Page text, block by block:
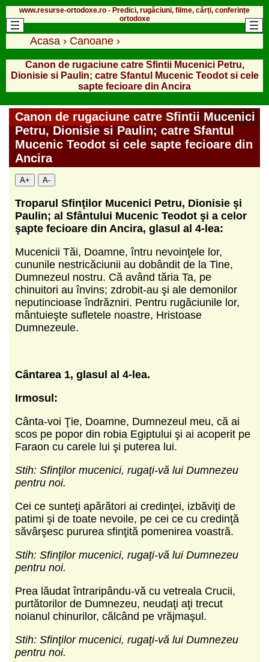
www.resurse-ortodoxe.ro - Predici, rugăciuni, filme, cărți, conferințe
ortodoxe
Acasa › Canoane ›
Canon de rugaciune catre Sfintii Mucenici Petru,
Dionisie si Paulin; catre Sfantul Mucenic Teodot si cele
sapte fecioare din Ancira
Canon de rugaciune catre Sfintii Mucenici
Petru, Dionisie si Paulin; catre Sfantul
Mucenic Teodot si cele sapte fecioare din
Ancira
A+ A-
Troparul Sfinţilor Mucenici Petru, Dionisie şi
Paulin; al Sfântului Mucenic Teodot şi a celor
şapte fecioare din Ancira, glasul al 4-lea:
Mucenicii Tăi, Doamne, întru nevoinţele lor,
cununile nestricăciunii au dobândit de la Tine,
Dumnezeul nostru. Că având tăria Ta, pe
chinuitori au învins; zdrobit-au şi ale demonilor
neputincioase îndrăzniri. Pentru rugăciunile lor,
mântuieşte sufletele noastre, Hristoase
Dumnezeule.
Cântarea 1, glasul al 4-lea.
Irmosul:
Cânta-voi Ţie, Doamne, Dumnezeul meu, că ai
scos pe popor din robia Egiptului şi ai acoperit pe
Faraon cu carele lui şi puterea lui.
Stih: Sfinţilor mucenici, rugaţi-vă lui Dumnezeu
pentru noi.
Cei ce sunteţi apărători ai credinţei, izbăviţi de
patimi şi de toate nevoile, pe cei ce cu credinţă
săvârşesc pururea sfinţită pomenirea voastră.
Stih: Sfinţilor mucenici, rugaţi-vă lui Dumnezeu
pentru noi.
Prea lăudat întraripându-vă cu vetreala Crucii,
purtătorilor de Dumnezeu, neudaţi aţi trecut
noianul chinurilor, călcând pe vrăjmaşul.
Stih: Sfinţilor mucenici, rugaţi-vă lui Dumnezeu
pentru noi.